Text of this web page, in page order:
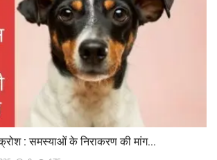
: समस्याओं के निराकरण की मांग...